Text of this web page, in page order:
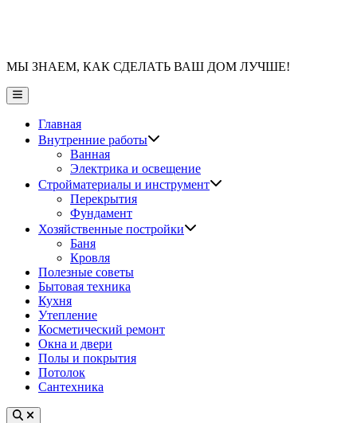
МЫ ЗНАЕМ, КАК СДЕЛАТЬ ВАШ ДОМ ЛУЧШЕ!
Главное
меню
Главная
Внутренние работы
Ванная
Электрика и освещение
Стройматериалы и инструмент
Перекрытия
Фундамент
Хозяйственные постройки
Баня
Кровля
Полезные советы
Бытовая техника
Кухня
Утепление
Косметический ремонт
Окна и двери
Полы и покрытия
Потолок
Сантехника